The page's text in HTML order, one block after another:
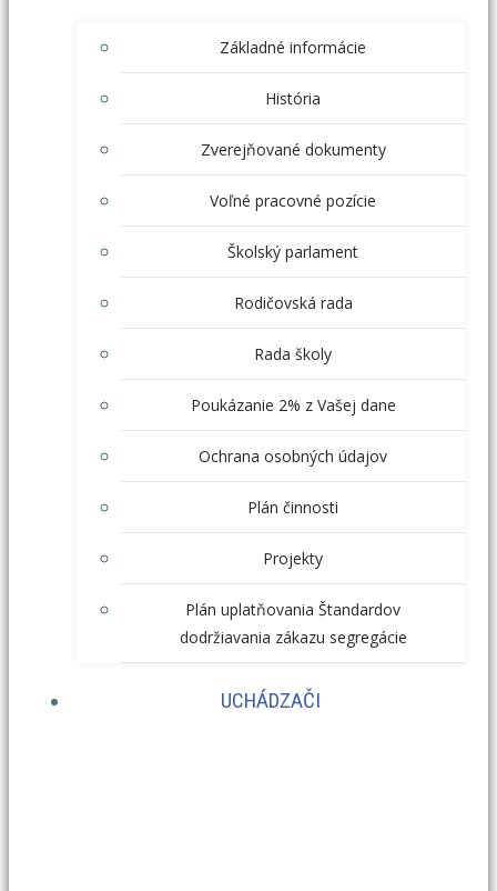
Základné informácie
História
Zverejňované dokumenty
Voľné pracovné pozície
Školský parlament
Rodičovská rada
Rada školy
Poukázanie 2% z Vašej dane
Ochrana osobných údajov
Plán činnosti
Projekty
Plán uplatňovania Štandardov
dodržiavania zákazu segregácie
UCHÁDZAČI